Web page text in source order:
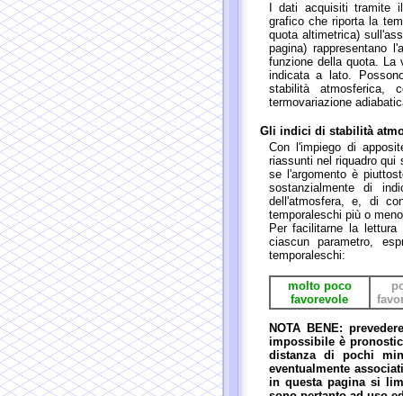
I dati acquisiti tramite
grafico che riporta la
quota altimetrica)
pagina) rappresentano
funzione della quota. La
indicata a lato.
stabilità atmosferica,
termovariazione
Gli indici di stabilità
Con l'impiego di
riassunti nel riquadro
se l'argomento è
sostanzialmente di
dell'atmosfera, e, di
temporaleschi più o
Per facilitarne la
ciascun parametro,
temporaleschi:
molto poco
favorevole
NOTA BENE:
impossibile è
distanza di pochi
eventualmente
in questa pagina si